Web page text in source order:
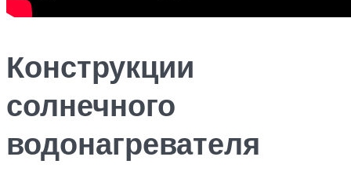
Конструкции
солнечного
водонагревателя